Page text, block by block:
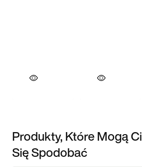
Produkty, Które Mogą Ci
Się Spodobać